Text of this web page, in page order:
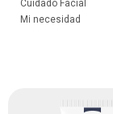
Cuidado Facial
Mi necesidad